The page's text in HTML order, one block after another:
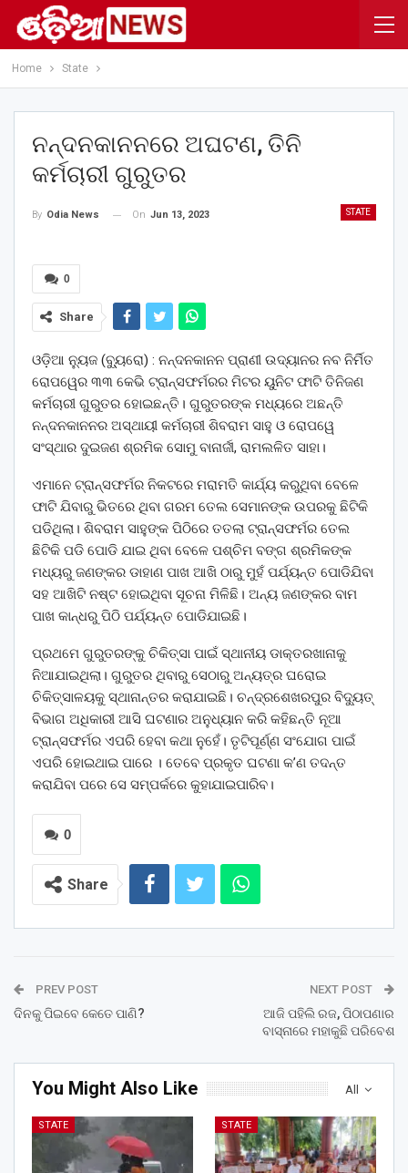
Home State
ନନ୍ଦନକାନନରେ ଅଘଟଣ, ତିନି
କର୍ମଚାରୀ ଗୁରୁତର
STATE
By Odia News On Jun 13, 2023
0
Share
ଓଡ଼ିଆ ନ୍ୟୁଜ (ବ୍ୟୁ୍ରୋ) : ନନ୍ଦନକାନନ ପ୍ରାଣୀ ଉଦ୍ୟାନର ନବ ନିର୍ମିତ
ରୋପୱେର ୩୩ କେଭି ଟ୍ରାନ୍ସଫର୍ମରର ମିଟର ୟୁନିଟ ଫାଟି ତିନିଜଣ
କର୍ମଚାରୀ ଗୁରୁତର ହୋଇଛନ୍ତି। ଗୁରୁତରଙ୍କ ମଧ୍ୟରେ ଅଛନ୍ତି
ନନ୍ଦନକାନନର ଅସ୍ଥାୟୀ କର୍ମଚାରୀ ଶିବରାମ ସାହୁ ଓ ରୋପୱେ
ସଂସ୍ଥାର ଦୁଇଜଣ ଶ୍ରମିକ ସୋମୁ ବାନାର୍ଜୀ, ରାମଲଳିତ ସାହା।
ଏମାନେ ଟ୍ରାନ୍ସଫର୍ମର ନିକଟରେ ମରାମତି କାର୍ଯ୍ୟ କରୁଥିବା ବେଳେ
ଫାଟି ଯିବାରୁ ଭିତରେ ଥିବା ଗରମ ତେଲ ସେମାନଙ୍କ ଉପରକୁ ଛିଟିକି
ପଡିଥିଲା। ଶିବରାମ ସାହୁଙ୍କ ପିଠିରେ ତତଲା ଟ୍ରାନ୍ସଫର୍ମର ତେଲ
ଛିଟିକି ପଡି ପୋଡି ଯାଇ ଥିବା ବେଳେ ପଶ୍ଚିମ ବଙ୍ଗ ଶ୍ରମିକଙ୍କ
ମଧ୍ୟରୁ ଜଣଙ୍କର ଡାହାଣ ପାଖ ଆଖି ଠାରୁ ମୁହଁ ପର୍ଯ୍ୟନ୍ତ ପୋଡିଯିବା
ସହ ଆଖିଟି ନଷ୍ଟ ହୋଇଥିବା ସୂଚନା ମିଳିଛି। ଅନ୍ୟ ଜଣଙ୍କର ବାମ
ପାଖ କାନ୍ଧରୁ ପିଠି ପର୍ଯ୍ୟନ୍ତ ପୋଡିଯାଇଛି।
ପ୍ରଥମେ ଗୁରୁତରଙ୍କୁ ଚିକିତ୍ସା ପାଇଁ ସ୍ଥାନୀୟ ଡାକ୍ତରଖାନାକୁ
ନିଆଯାଇଥିଲା। ଗୁରୁତର ଥିବାରୁ ସେଠାରୁ ଅନ୍ୟତ୍ର ଘରୋଇ
ଚିକିତ୍ସାଳୟକୁ ସ୍ଥାନାନ୍ତର କରାଯାଇଛି। ଚନ୍ଦ୍ରଶେଖରପୁର ବିଦ୍ୟୁତ୍
ବିଭାଗ ଅଧିକାରୀ ଆସି ଘଟଣାର ଅନୁଧ୍ୟାନ କରି କହିଛନ୍ତି ନୂଆ
ଟ୍ରାନ୍ସଫର୍ମର ଏପରି ହେବା କଥା ନୁହେଁ। ତୃଟିପୂର୍ଣ୍ଣ ସଂଯୋଗ ପାଇଁ
ଏପରି ହୋଇଥାଇ ପାରେ । ତେବେ ପ୍ରକୃତ ଘଟଣା କ’ଣ ତଦନ୍ତ
କରାଯିବା ପରେ ସେ ସମ୍ପର୍କରେ କୁହାଯାଇପାରିବ।
0
Share
PREV POST
ଦିନକୁ ପିଇବେ କେତେ ପାଣି?
NEXT POST
ଆଜି ପହିଲି ରଜ, ପିଠାପଣାର
ବାସ୍ନାରେ ମହାକୁଛି ପରିବେଶ
All
You Might Also Like
STATE STATE